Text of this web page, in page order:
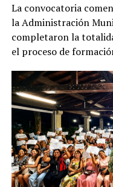
La convocatoria
la Administración
completaron la
el proceso de